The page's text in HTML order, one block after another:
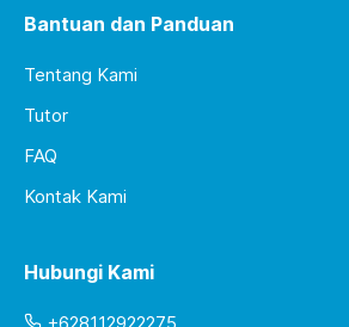
Bantuan dan Panduan
Tentang Kami
Tutor
FAQ
Kontak Kami
Hubungi Kami